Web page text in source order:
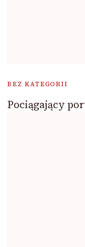
BEZ KATEGORII
Pociągający